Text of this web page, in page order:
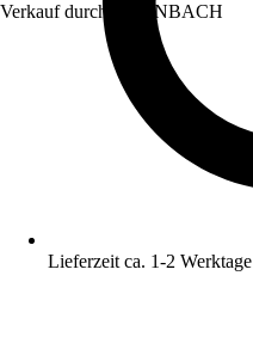
Verkauf durch: HORNBACH
Lieferzeit ca. 1-2 Werktage